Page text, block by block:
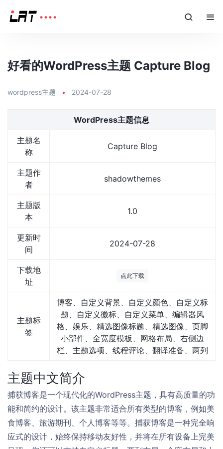
好看的WordPress主题 Capture Blog
wordpress主题 • 2024-07-28
WordPress主题信息
主题名
称
Capture Blog
主题作
者
shadowthemes
主题版
本
1.0
更新时
间
2024-07-28
下载地
址
点此下载
主题标
签
博客、自定义背景、自定义颜色、自定义标
题、自定义徽标、自定义菜单、编辑器风
格、娱乐、精选图像标题、精选图像、页脚
小部件、全宽度模板、网格布局、右侧边
栏、主题选项、线程评论、翻译准备、两列
主题中文简介
捕获博客是一个现代化的WordPress主题，具有高质量的功
能和简约的设计。该主题非常适合所有类型的博客，例如美
食博客、旅游期刊、个人博客等等。捕获博客是一种完全响
应式的设计，始终保持移动友好性，并将在所有设备上完美